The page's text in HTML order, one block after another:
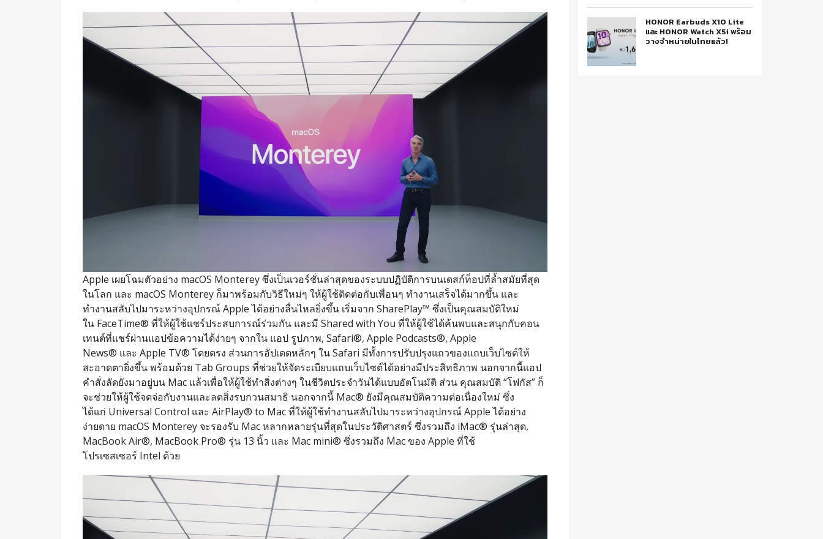
Apple เผยโฉมตัวอย่าง macOS Monterey ซึ่งเป็นเวอร์ชั่นล่าสุดของระบบปฏิบัติการบนเดสก์ท็อปที่ล้ำสมัยที่สุด
ในโลก และ macOS Monterey ก็มาพร้อมกับวิธีใหม่ๆ ให้ผู้ใช้ติดต่อกับเพื่อนๆ ทำงานเสร็จได้มากขึ้น และ
ทำงานสลับไปมาระหว่างอุปกรณ์ Apple ได้อย่างลื่นไหลยิ่งขึ้น เริ่มจาก SharePlay™ ซึ่งเป็นคุณสมบัติใหม่
ใน FaceTime® ที่ให้ผู้ใช้แชร์ประสบการณ์ร่วมกัน และมี Shared with You ที่ให้ผู้ใช้ได้ค้นพบและสนุกกับคอน
เทนต์ที่แชร์ผ่านแอปข้อความได้ง่ายๆ จากใน แอป รูปภาพ, Safari®, Apple Podcasts®, Apple
News® และ Apple TV® โดยตรง ส่วนการอัปเดตหลักๆ ใน Safari มีทั้งการปรับปรุงแถวของแถบเว็บไซต์ให้
สะอาดตายิ่งขึ้น พร้อมด้วย Tab Groups ที่ช่วยให้จัดระเบียบแถบเว็บไซต์ได้อย่างมีประสิทธิภาพ นอกจากนี้แอป
คำสั่งลัดยังมาอยู่บน Mac แล้วเพื่อให้ผู้ใช้ทำสิ่งต่างๆ ในชีวิตประจำวันได้แบบอัตโนมัติ ส่วน คุณสมบัติ “โฟกัส” ก็
จะช่วยให้ผู้ใช้จดจ่อกับงานและลดสิ่งรบกวนสมาธิ นอกจากนี้ Mac® ยังมีคุณสมบัติความต่อเนื่องใหม่ ซึ่ง
ได้แก่ Universal Control และ AirPlay® to Mac ที่ให้ผู้ใช้ทำงานสลับไปมาระหว่างอุปกรณ์ Apple ได้อย่าง
ง่ายดาย macOS Monterey จะรองรับ Mac หลากหลายรุ่นที่สุดในประวัติศาสตร์ ซึ่งรวมถึง iMac® รุ่นล่าสุด,
MacBook Air®, MacBook Pro® รุ่น 13 นิ้ว และ Mac mini® ซึ่งรวมถึง Mac ของ Apple ที่ใช้
โปรเซสเซอร์ Intel ด้วย
HONOR Earbuds X10 Lite
และ HONOR Watch X5i พร้อม
วางจำหน่ายในไทยแล้ว!